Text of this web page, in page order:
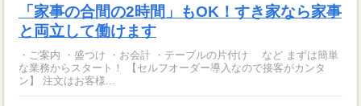
「家事の合間の2時間」もOK！すき家なら家事
と両立して働けます
・ご案内 ・盛つけ ・お会計 ・テーブルの片付け など まずは簡単
な業務からスタート！ 【セルフオーダー導入なので接客がカンタ
ン】 注文はお客様...